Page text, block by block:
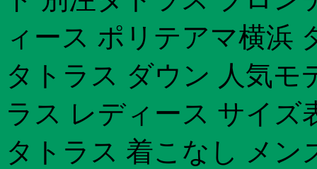
ィース ポリテアマ横浜
タトラス ダウン 人気モ
ラス レディース サイズ
タトラス 着こなし メン